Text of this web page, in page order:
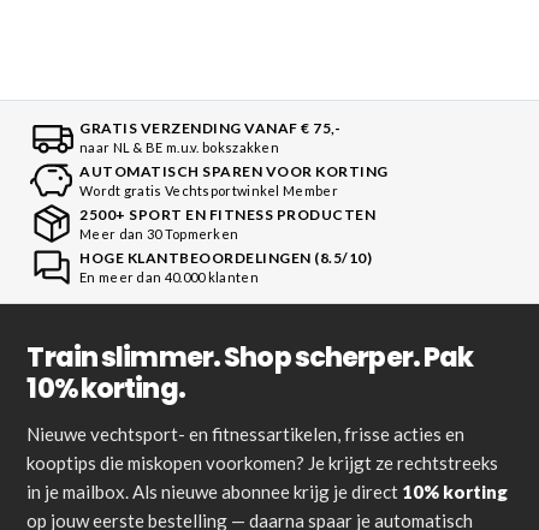
GRATIS VERZENDING VANAF € 75,-
naar NL & BE m.u.v. bokszakken
AUTOMATISCH SPAREN VOOR KORTING
Wordt gratis Vechtsportwinkel Member
2500+ SPORT EN FITNESS PRODUCTEN
Meer dan 30 Topmerken
HOGE KLANTBEOORDELINGEN (8.5/10)
En meer dan 40.000 klanten
Train slimmer. Shop scherper. Pak
10% korting.
Nieuwe vechtsport- en fitnessartikelen, frisse acties en
kooptips die miskopen voorkomen? Je krijgt ze rechtstreeks
in je mailbox. Als nieuwe abonnee krijg je direct 10% korting
op jouw eerste bestelling — daarna spaar je automatisch